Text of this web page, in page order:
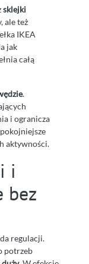
sklejki
ale też
IKEA
jak
całą
.
i ogranicza
aktywności.
i
bez
regulacji.
potrzeb